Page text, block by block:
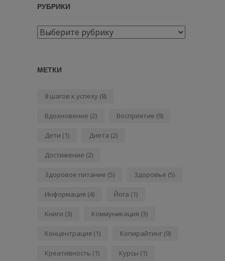
РУБРИКИ
Рубрики
МЕТКИ
8 шагов к успеху (8)
Вдохновение (2) Восприятие (9)
Дети (1) Диета (2)
Достижение (2)
Здоровое питание (5) Здоровье (5)
Информация (4) Йога (1)
Книги (3) Коммуникация (3)
Концентрация (1) Копирайтинг (9)
Креативность (1) Курсы (1)